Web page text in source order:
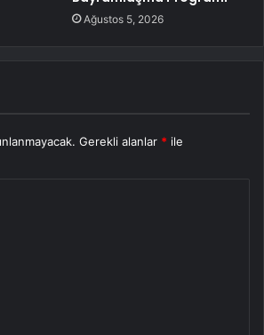
Ağustos 5, 2026
Gerekli alanlar * ile